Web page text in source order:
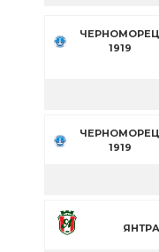
ЧЕРНОМОРЕЦ
1919
ЧЕРНОМОРЕЦ
1919
ЯНТРА